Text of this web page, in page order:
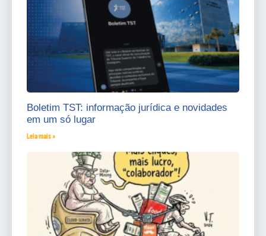
Boletim TST: informação jurídica e novidades
em um só lugar
Leia mais »